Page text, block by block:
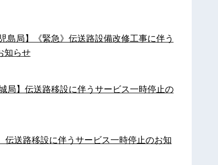
島局】《緊急》伝送路設備改修工事に伴う
知らせ
局】伝送路移設に伴うサービス一時停止の
伝送路移設に伴うサービス一時停止のお知